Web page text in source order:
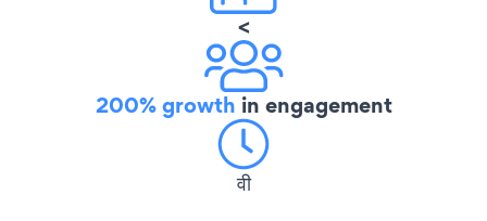
<
200% growth in engagement
वी